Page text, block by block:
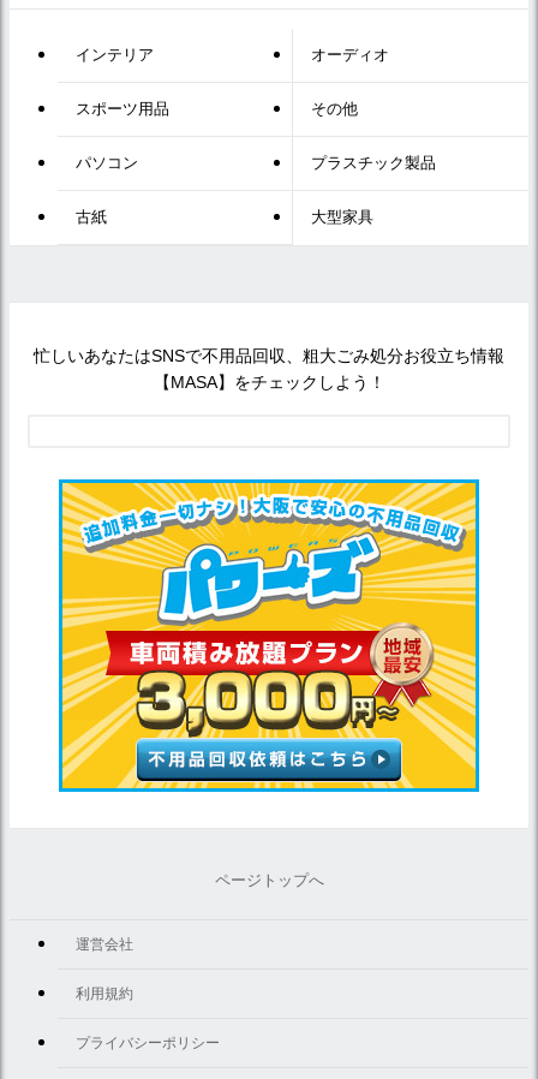
インテリア オーディオ
スポーツ用品 その他
パソコン プラスチック製品
古紙 大型家具
忙しいあなたはSNSで不用品回収、粗大ごみ処分お役立ち情報
【MASA】をチェックしよう！
ページトップへ
運営会社
利用規約
プライバシーポリシー